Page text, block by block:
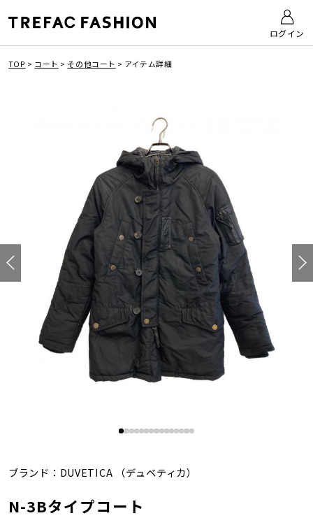
ログイン
TOP > コート > その他コート > アイテム詳細
ブランド： DUVETICA （デュベティカ）
N-3Bタイプコート